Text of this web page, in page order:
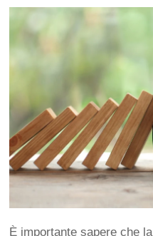
È importante sapere che la